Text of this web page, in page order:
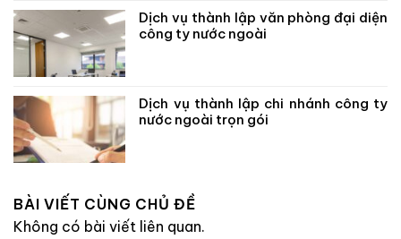
Dịch vụ thành lập văn phòng đại diện
công ty nước ngoài
Dịch vụ thành lập chi nhánh công ty
nước ngoài trọn gói
BÀI VIẾT CÙNG CHỦ ĐỀ
Không có bài viết liên quan.